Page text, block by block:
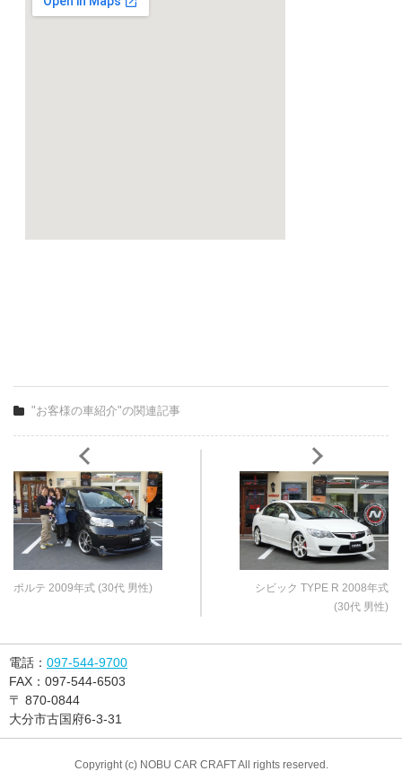
"お客様の車紹介"の関連記事
ポルテ 2009年式 (30代 男性)
シビック TYPE R 2008年式
(30代 男性)
電話： 097-544-9700
FAX： 097-544-6503
〒 870-0844
大分市古国府6-3-31
Copyright (c) NOBU CAR CRAFT All rights reserved.